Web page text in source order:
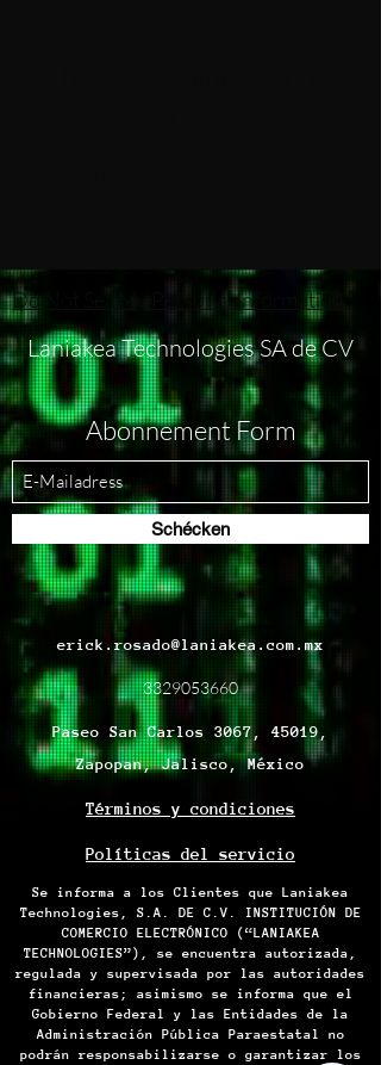
Do Not Sell My Personal Information
Laniakea Technologies SA de CV
Abonnement Form
Schécken
erick.rosado@laniakea.com.mx
3329053660
Paseo San Carlos 3067, 45019,
Zapopan, Jalisco, México
Términos y condiciones
Políticas del servicio
Se informa a los Clientes que Laniakea
Technologies, S.A. DE C.V. INSTITUCIÓN DE
COMERCIO ELECTRÓNICO (“LANIAKEA
TECHNOLOGIES”), se encuentra autorizada,
regulada y supervisada por las autoridades
financieras; asimismo se informa que el
Gobierno Federal y las Entidades de la
Administración Pública Paraestatal no
podrán responsabilizarse o garantizar los